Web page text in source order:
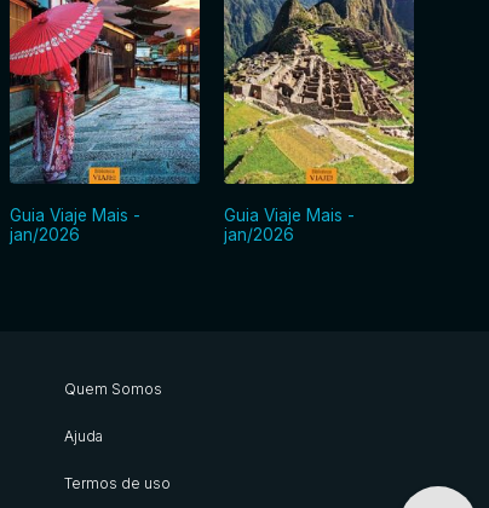
Guia Viaje Mais -
jan/2026
Guia Viaje Mais -
jan/2026
Quem Somos
Ajuda
Termos de uso